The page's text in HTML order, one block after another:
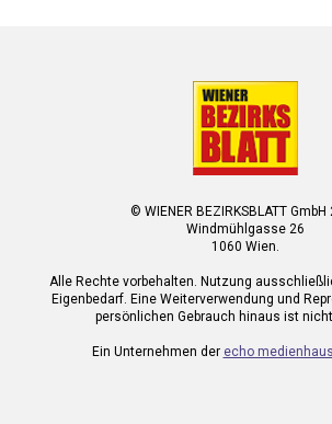
© WIENER BEZIRKSBLATT GmbH
Windmühlgasse 26
1060 Wien.
Alle Rechte vorbehalten. Nutzung
Eigenbedarf. Eine Weiterverwendung und
persönlichen Gebrauch hinaus ist
Ein Unternehmen der echo